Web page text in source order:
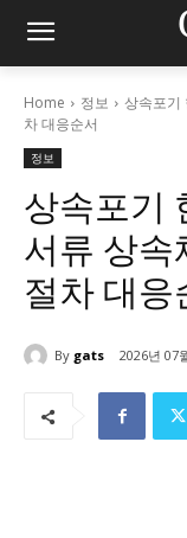
Home 정보
상속포기
차 대응순서
정보
상속포기
서류 상속
절차 대응
By gats 2026년 07